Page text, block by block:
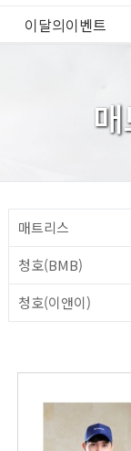
이달의이벤트
매트리스
청호(BMB)
청호(이앤이)